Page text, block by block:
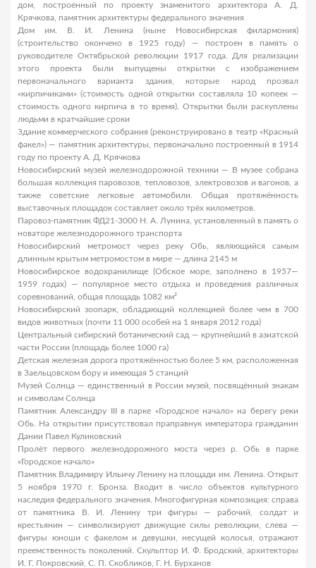
дом, построенный по проекту знаменитого архитектора А. Д.
Крячкова, памятник архитектуры федерального значения
Дом им. В. И. Ленина (ныне Новосибирская филармония)
(строительство окончено в 1925 году) — построен в память о
руководителе Октябрьской революции 1917 года. Для реализации
этого проекта были выпущены открытки с изображением
первоначального варианта здания, которые народ прозвал
«кирпичиками» (стоимость одной открытки составляла 10 копеек —
стоимость одного кирпича в то время). Открытки были раскуплены
людьми в кратчайшие сроки
Здание коммерческого собрания (реконструировано в театр «Красный
факел») — памятник архитектуры, первоначально построенный в 1914
году по проекту А. Д. Крячкова
Новосибирский музей железнодорожной техники — В музее собрана
большая коллекция паровозов, тепловозов, электровозов и вагонов, а
также советские легковые автомобили. Общая протяжённость
выставочных площадок составляет около трёх километров.
Паровоз-памятник ФД21-3000 Н. А. Лунина, установленный в память о
новаторе железнодорожного транспорта
Новосибирский метромост через реку Обь, являющийся самым
длинным крытым метромостом в мире — длина 2145 м
Новосибирское водохранилище (Обское море, заполнено в 1957—
1959 годах) — популярное место отдыха и проведения различных
соревнований, общая площадь 1082 км²
Новосибирский зоопарк, обладающий коллекцией более чем в 700
видов животных (почти 11 000 особей на 1 января 2012 года)
Центральный сибирский ботанический сад — крупнейший в азиатской
части России (площадь более 1000 га)
Детская железная дорога протяжённостью более 5 км, расположенная
в Заельцовском бору и имеющая 5 станций
Музей Солнца — единственный в России музей, посвящённый знакам
и символам Солнца
Памятник Александру III в парке «Городское начало» на берегу реки
Обь. На открытии присутствовал праправнук императора гражданин
Дании Павел Куликовский
Пролёт первого железнодорожного моста через р. Обь в парке
«Городское начало»
Памятник Владимиру Ильичу Ленину на площади им. Ленина. Открыт
5 ноября 1970 г. Бронза. Входит в число объектов культурного
наследия федерального значения. Многофигурная композиция: справа
от памятника В. И. Ленину три фигуры — рабочий, солдат и
крестьянин — символизируют движущие силы революции, слева —
фигуры юноши с факелом и девушки, несущей колосья, отражают
преемственность поколений. Скульптор И. Ф. Бродский, архитекторы
И. Г. Покровский, С. П. Скобликов, Г. Н. Бурханов